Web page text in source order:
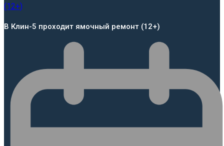
В Клин-5 проходит ямочный ремонт (12+)